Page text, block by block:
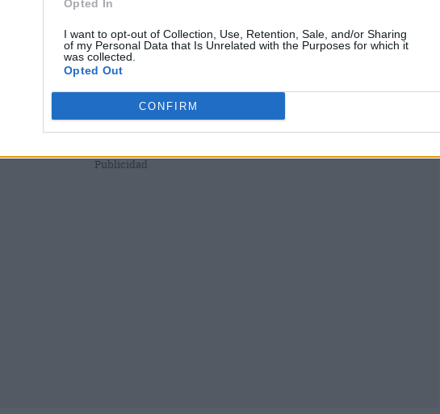
Opted In
I want to opt-out of Collection, Use, Retention, Sale, and/or Sharing
of my Personal Data that Is Unrelated with the Purposes for which it
was collected.
Opted Out
CONFIRM
Publicidad